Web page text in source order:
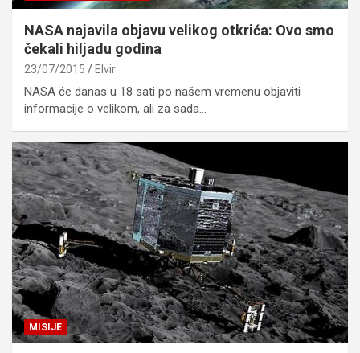
NASA najavila objavu velikog otkrića: Ovo smo
čekali hiljadu godina
23/07/2015 Elvir
NASA će danas u 18 sati po našem vremenu objaviti
informacije o velikom, ali za sada…
MISIJE